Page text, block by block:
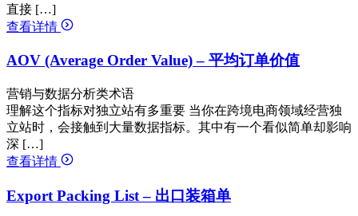
直接 […]
查看详情
AOV (Average Order Value) – 平均订单价值
营销与数据分析类术语
理解这个指标对独立站有多重要 当你在跨境电商领域经营独
立站时，会接触到大量数据指标。其中有一个看似简单却影响
深 […]
查看详情
Export Packing List – 出口装箱单